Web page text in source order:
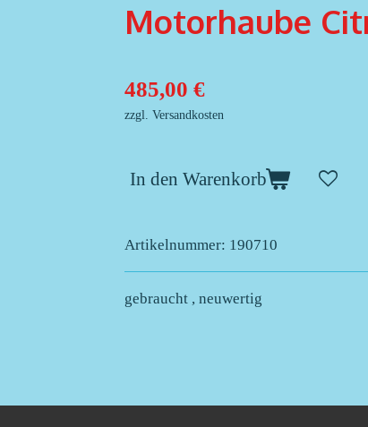
Motorhaube
485,00 €
zzgl. Versandkosten
In den Warenkorb
Artikelnummer: 190710
gebraucht , neuwertig